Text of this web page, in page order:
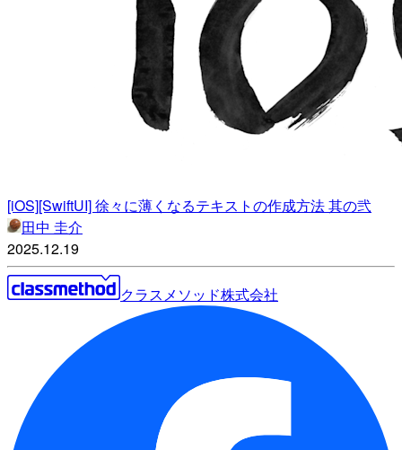
[iOS][SwiftUI] 徐々に薄くなるテキストの作成方法 其の弐
田中 圭介
2025.12.19
クラスメソッド株式会社